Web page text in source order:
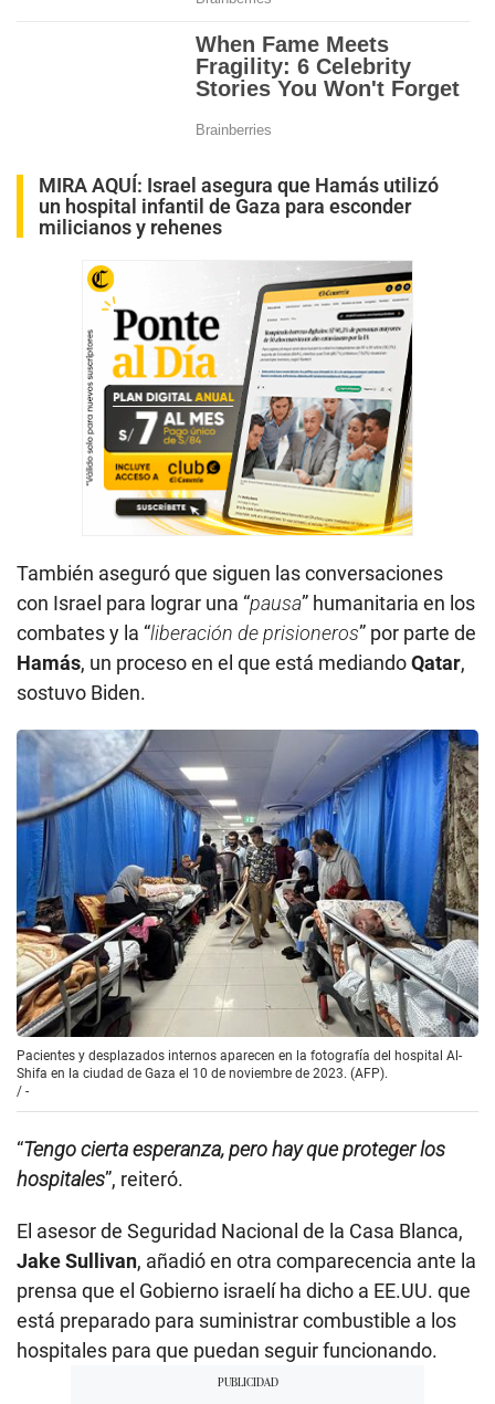
MIRA AQUÍ: Israel asegura que Hamás utilizó
un hospital infantil de Gaza para esconder
milicianos y rehenes
También aseguró que siguen las conversaciones
con Israel para lograr una “pausa” humanitaria en los
combates y la “liberación de prisioneros” por parte de
Hamás, un proceso en el que está mediandoQatar,
sostuvo Biden.
Pacientes y desplazados internos aparecen en la fotografía del hospital Al-
Shifa en la ciudad de Gaza el 10 de noviembre de 2023. (AFP).
/ -
“Tengo cierta esperanza, pero hay que proteger los
hospitales”, reiteró.
El asesor de Seguridad Nacional de la Casa Blanca,
Jake Sullivan, añadió en otra comparecencia ante la
prensa que el Gobierno israelí ha dicho a EE.UU. que
está preparado para suministrar combustible a los
hospitales para que puedan seguir funcionando.